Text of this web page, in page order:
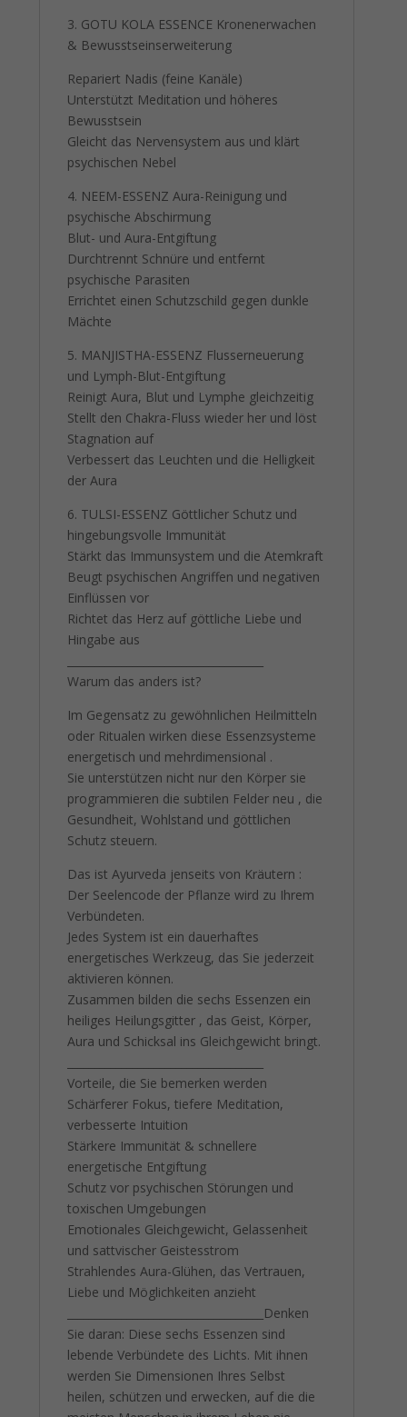
3. GOTU KOLA ESSENCE Kronenerwachen
& Bewusstseinserweiterung
Repariert Nadis (feine Kanäle)
Unterstützt Meditation und höheres
Bewusstsein
Gleicht das Nervensystem aus und klärt
psychischen Nebel
4. NEEM-ESSENZ Aura-Reinigung und
psychische Abschirmung
Blut- und Aura-Entgiftung
Durchtrennt Schnüre und entfernt
psychische Parasiten
Errichtet einen Schutzschild gegen dunkle
Mächte
5. MANJISTHA-ESSENZ Flusserneuerung
und Lymph-Blut-Entgiftung
Reinigt Aura, Blut und Lymphe gleichzeitig
Stellt den Chakra-Fluss wieder her und löst
Stagnation auf
Verbessert das Leuchten und die Helligkeit
der Aura
6. TULSI-ESSENZ Göttlicher Schutz und
hingebungsvolle Immunität
Stärkt das Immunsystem und die Atemkraft
Beugt psychischen Angriffen und negativen
Einflüssen vor
Richtet das Herz auf göttliche Liebe und
Hingabe aus
Warum das anders ist?
Im Gegensatz zu gewöhnlichen Heilmitteln
oder Ritualen wirken diese Essenzsysteme
energetisch und mehrdimensional .
Sie unterstützen nicht nur den Körper sie
programmieren die subtilen Felder neu , die
Gesundheit, Wohlstand und göttlichen
Schutz steuern.
Das ist Ayurveda jenseits von Kräutern :
Der Seelencode der Pflanze wird zu Ihrem
Verbündeten.
Jedes System ist ein dauerhaftes
energetisches Werkzeug, das Sie jederzeit
aktivieren können.
Zusammen bilden die sechs Essenzen ein
heiliges Heilungsgitter , das Geist, Körper,
Aura und Schicksal ins Gleichgewicht bringt.
Vorteile, die Sie bemerken werden
Schärferer Fokus, tiefere Meditation,
verbesserte Intuition
Stärkere Immunität & schnellere
energetische Entgiftung
Schutz vor psychischen Störungen und
toxischen Umgebungen
Emotionales Gleichgewicht, Gelassenheit
und sattvischer Geistesstrom
Strahlendes Aura-Glühen, das Vertrauen,
Liebe und Möglichkeiten anzieht
____________________________________Denken
Sie daran: Diese sechs Essenzen sind
lebende Verbündete des Lichts. Mit ihnen
werden Sie Dimensionen Ihres Selbst
heilen, schützen und erwecken, auf die die